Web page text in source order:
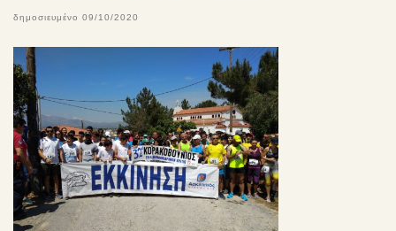
δημοσιευμένο 09/10/2020